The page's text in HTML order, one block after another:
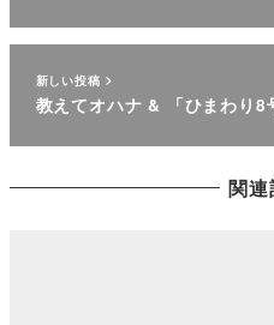
新しい投稿
教えてオハナ & 「ひまわり
関